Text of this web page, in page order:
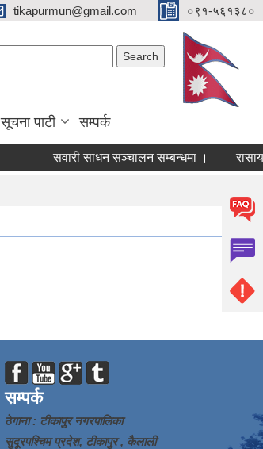
tikapurmun@gmail.com ०९१-५६१३८०
सूचना पाटी सम्पर्क
सवारी साधन सञ्चालन सम्बन्धमा ।
सम्पर्क
ठेगाना : टीकापुर नगरपालिका
सुदूरपश्चिम प्रदेश, टीकापुर , कैलाली